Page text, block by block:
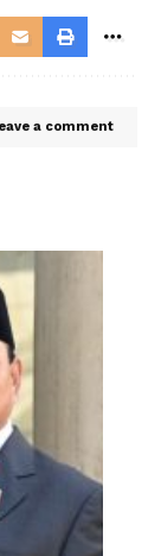
a comment